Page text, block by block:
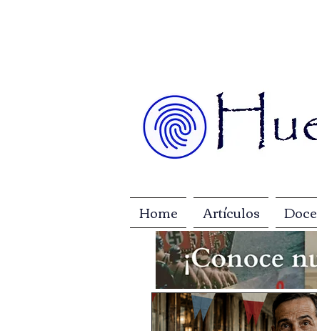
Home Artículos